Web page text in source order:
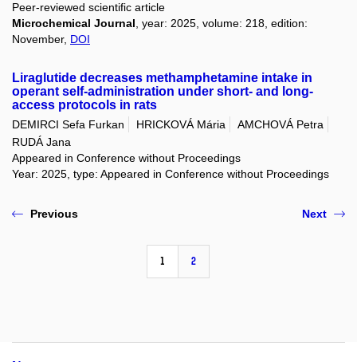
Peer-reviewed scientific article
Microchemical Journal , year: 2025, volume: 218, edition:
November, DOI
Liraglutide decreases methamphetamine intake in
operant self-administration under short- and long-
access protocols in rats
DEMIRCI Sefa Furkan HRICKOVÁ Mária
AMCHOVÁ Petra
RUDÁ Jana
Appeared in Conference without Proceedings
Year: 2025, type: Appeared in Conference without Proceedings
Previous
1 2
Next